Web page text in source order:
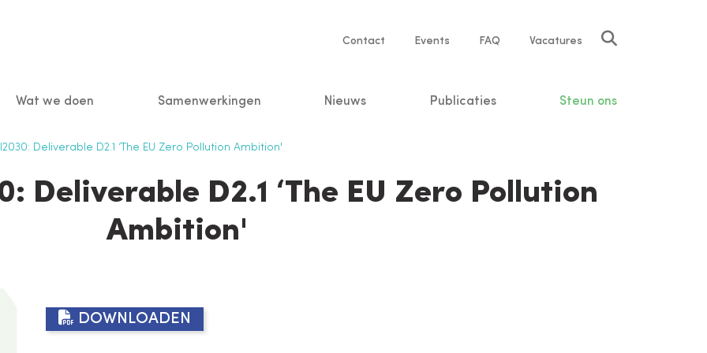
Service
Contact Events FAQ Vacatures
Wat we doen Samenwerkingen Nieuws Publicaties Steun ons
Deliverable D2.1 ‘The EU Zero Pollution Ambition'
Deliverable D2.1 ‘The EU Zero Pollution
Ambition'
DOWNLOADEN